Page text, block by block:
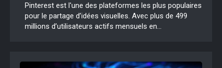
Pinterest est l'une des plateformes les plus populaires
pour le partage d’idées visuelles. Avec plus de 499
millions d’utilisateurs actifs mensuels en...